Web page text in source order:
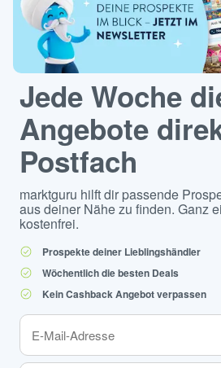
Jede Woche
Angebote
Postfach
marktguru hilft dir passende
aus deiner Nähe zu finden. Ganz
kostenfrei.
Prospekte deiner Lieblingshändler
Wöchentlich die besten Deals
Kein Cashback Angebot verpassen